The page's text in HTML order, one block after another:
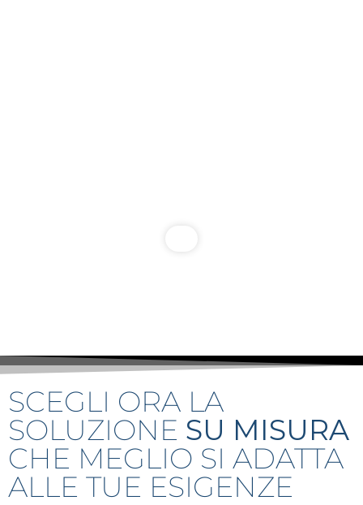
SCEGLI ORA LA
SOLUZIONE SU MISURA
CHE MEGLIO SI ADATTA
ALLE TUE ESIGENZE